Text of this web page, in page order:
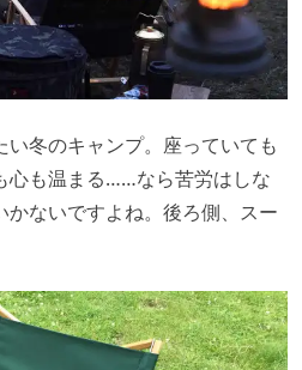
冬のキャンプ。座っていても
心も温まる……なら苦労はしな
ないですよね。後ろ側、スー